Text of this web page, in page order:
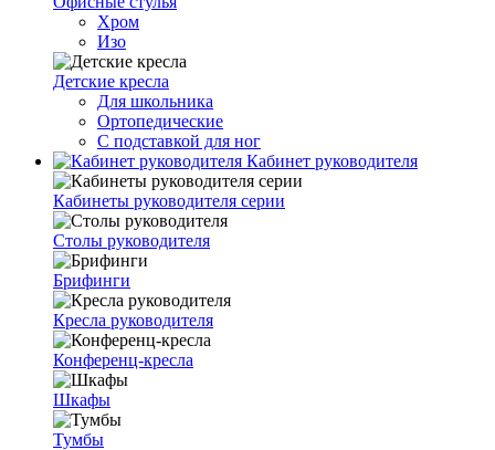
Хром
Изо
Детские кресла
Для школьника
Ортопедические
С подставкой для ног
Кабинет руководителя
Кабинеты руководителя серии
Столы руководителя
Брифинги
Кресла руководителя
Конференц-кресла
Шкафы
Тумбы